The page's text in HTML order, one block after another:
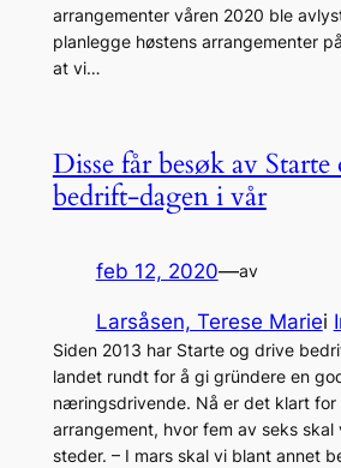
arrangementer våren 2020 ble
planlegge høstens arrangementer
at vi…
Disse får besøk av
bedrift-dagen i vår
feb 12, 2020—av
Larsåsen, Terese Mariei
Siden 2013 har Starte og drive
landet rundt for å gi gründere en
næringsdrivende. Nå er det klart for
arrangement, hvor fem av seks
steder. – I mars skal vi blant annet